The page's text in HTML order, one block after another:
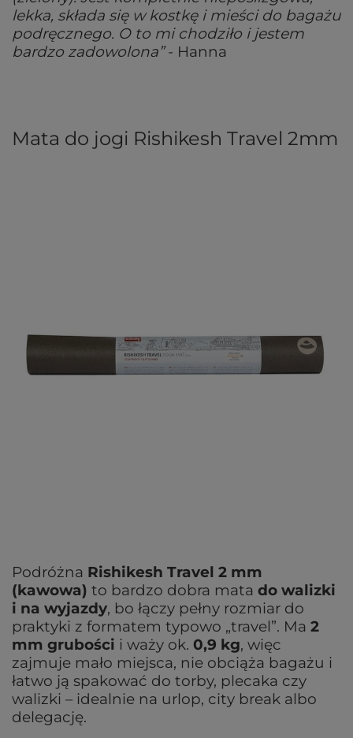
lekka, składa się w kostkę i mieści do bagażu
podręcznego. O to mi chodziło i jestem
bardzo zadowolona”- Hanna
Mata do jogi Rishikesh Travel 2mm
Podróżna Rishikesh Travel 2 mm
(kawowa) to bardzo dobra mata do walizki
i na wyjazdy, bo łączy pełny rozmiar do
praktyki z formatem typowo „travel”. Ma 2
mm grubości i waży ok. 0,9 kg, więc
zajmuje mało miejsca, nie obciąża bagażu i
łatwo ją spakować do torby, plecaka czy
walizki – idealnie na urlop, city break albo
delegację.